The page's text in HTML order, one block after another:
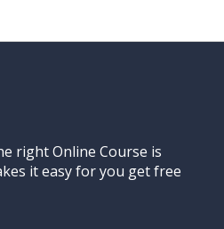
right Online Course is
it easy for you get free